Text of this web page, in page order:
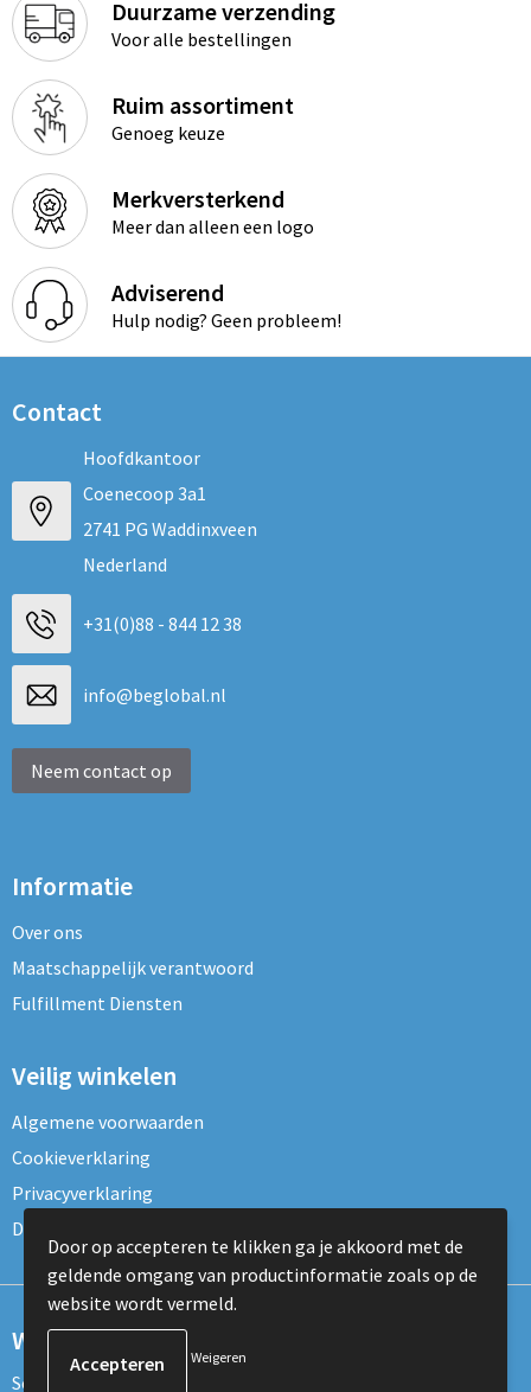
Duurzame verzending
Voor alle bestellingen
Ruim assortiment
Genoeg keuze
Merkversterkend
Meer dan alleen een logo
Adviserend
Hulp nodig? Geen probleem!
Contact
Hoofdkantoor
Coenecoop 3a1
2741 PG Waddinxveen
Nederland
+31(0)88 - 844 12 38
info@beglobal.nl
Neem contact op
Informatie
Over ons
Maatschappelijk verantwoord
Fulfillment Diensten
Veilig winkelen
Algemene voorwaarden
Cookieverklaring
Privacyverklaring
Disclaimer
Wil je onze nieuwsbrief ontvangen?
Schrijf je dan nu in voor de nieuwsbrief!
Door op accepteren te klikken ga je akkoord met de
geldende omgang van productinformatie zoals op de
website wordt vermeld.
Weigeren